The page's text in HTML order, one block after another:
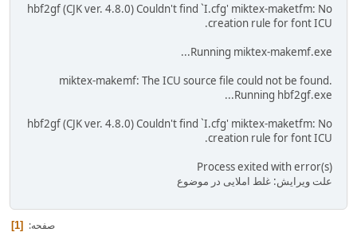
hbf2gf (CJK ver. 4.8.0) Couldn't find `I.cfg' miktex-maketfm: No
creation rule for font ICU.
Running miktex-makemf.exe...
miktex-makemf: The ICU source file could not be found.
Running hbf2gf.exe...
hbf2gf (CJK ver. 4.8.0) Couldn't find `I.cfg' miktex-maketfm: No
creation rule for font ICU.
Process exited with error(s)
علت ویرایش: غلط املایی در موضوع
صفحه 1